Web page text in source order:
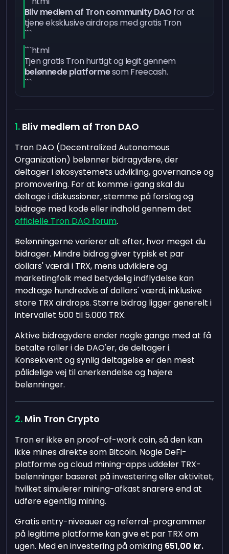
Bliv medlem af Tron community DAOfor at
tjene eksklusive airdrops med gratis Tron
```
```html
Tjen gratis Tron hurtigt og legit gennem
belønnede platformesom Freecash.
```
Bliv medlem af Tron DAO
Tron DAO (Decentralized Autonomous
Organization) belønner bidragydere, der
deltager i økosystemets udvikling, governance og
promovering. For at komme i gang skal du
deltage i diskussioner, stemme på forslag og
bidrage med kode eller indhold gennem det
officielle Tron DAO forum.
Belønningerne varierer alt efter, hvor meget du
bidrager. Mindre bidrag giver typisk et par
dollars' værdi i TRX, mens udviklere og
marketingfolk med betydelig indflydelse kan
modtage hundredvis af dollars' værdi, inklusive
store TRX airdrops. Større bidrag ligger generelt i
intervallet 500 til 5.000 TRX.
Aktive bidragydere ender nogle gange med at få
betalte roller i de DAO'er, de deltager i.
Konsekvent og synlig deltagelse er den mest
pålidelige vej til anerkendelse og højere
belønninger.
Min Tron Crypto
Tron er ikke en proof-of-work coin, så den kan
ikke mines direkte som Bitcoin. Nogle DeFi-
platforme og cloud mining-apps uddeler TRX-
belønninger baseret på investering eller aktivitet,
hvilket simulerer mining-afkast snarere end at
udføre egentlig mining.
Gratis entry-niveauer og referral-programmer
på legitime platforme kan give et par TRX om
ugen. Med en investering på omkring 651,00 kr.